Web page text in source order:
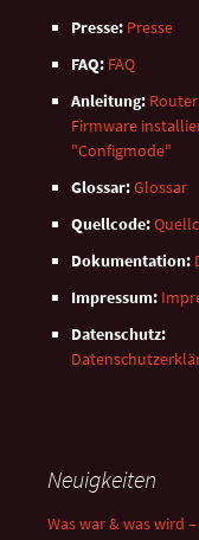
Presse: Presse
FAQ: FAQ
Anleitung:
Firmware
"Configmode"
Glossar:Glossar
Quellcode:
Dokumentation:
Impressum:
Datenschutz:
Neuigkeiten
Was war & was wird